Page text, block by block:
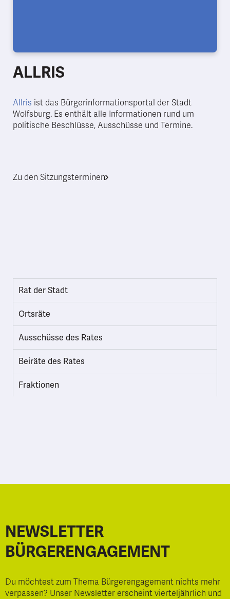
ALLRIS
Allris ist das Bürgerinformationsportal der Stadt
Wolfsburg. Es enthält alle Informationen rund um
politische Beschlüsse, Ausschüsse und Termine.
Zu den Sitzungsterminen
Rat der Stadt
Ortsräte
Ausschüsse des Rates
Beiräte des Rates
Fraktionen
NEWSLETTER
BÜRGERENGAGEMENT
Du möchtest zum Thema Bürgerengagement nichts mehr
verpassen? Unser Newsletter erscheint vierteljährlich und